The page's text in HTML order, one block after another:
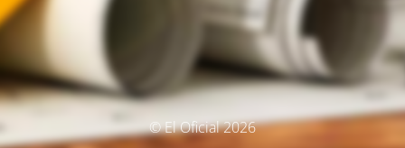
© El Oficial 2026